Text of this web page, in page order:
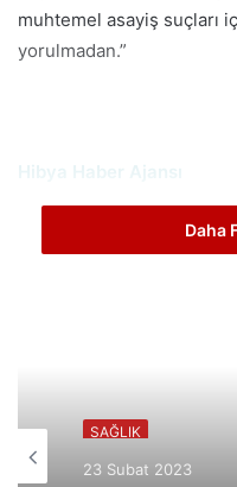
muhtemel asayiş suçları
yorulmadan.”
Hibya Haber Ajansı
Daha
SAĞLIK
SAĞLIK
23 Şubat 2023